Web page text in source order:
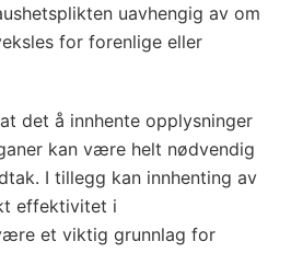
uavhengig av om
for forenlige eller
det å innhente opplysninger
kan være helt nødvendig
I tillegg kan innhenting av
effektivitet i
et viktig grunnlag for